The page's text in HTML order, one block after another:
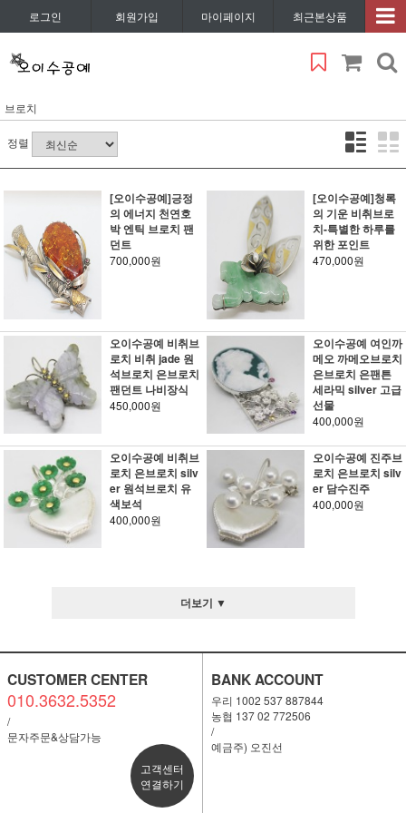
로그인 회원가입 마이페이지 최근본상품
브로치
정렬
[오이수공예]긍정
의 에너지 천연호
박 엔틱 브로치 팬
던트
700,000원
[오이수공예]청록
의 기운 비취브로
치-특별한 하루를
위한 포인트
470,000원
오이수공예 비취브
로치 비취 jade 원
석브로치 은브로치
팬던트 나비장식
450,000원
오이수공예 여인까
메오 까메오브로치
은브로치 은팬튼
세라믹 silver 고급
선물
400,000원
오이수공예 비취브
로치 은브로치 silv
er 원석브로치 유
색보석
400,000원
오이수공예 진주브
로치 은브로치 silv
er 담수진주
400,000원
더보기 ▼
CUSTOMER CENTER
010.3632.5352
/
문자주문&상담가능
고객센터
연결하기
BANK ACCOUNT
우리 1002 537 887844
농협 137 02 772506
/
예금주) 오진선